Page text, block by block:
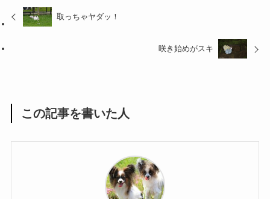
取っちゃヤダッ！
咲き始めがスキ
この記事を書いた人